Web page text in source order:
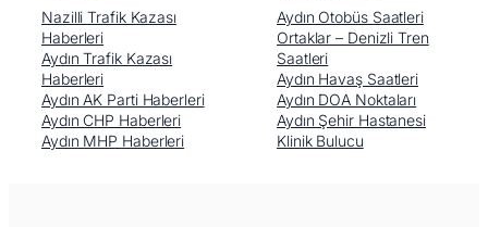
Facebook X (Twitter)
Nazilli Trafik Kazası
Haberleri
Aydın Trafik Kazası
Haberleri
Aydın AK Parti Haberleri
Aydın CHP Haberleri
Aydın MHP Haberleri
Aydın Otobüs Saatleri
Ortaklar – Denizli Tren
Saatleri
Aydın Havaş Saatleri
Aydın DOA Noktaları
Aydın Şehir Hastanesi
Klinik Bulucu